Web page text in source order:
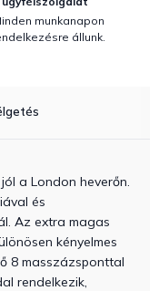
munkanapon
állunk.
a London heverőn.
és
Az extra magas
kényelmes
8 masszázsponttal
rendelkezik,